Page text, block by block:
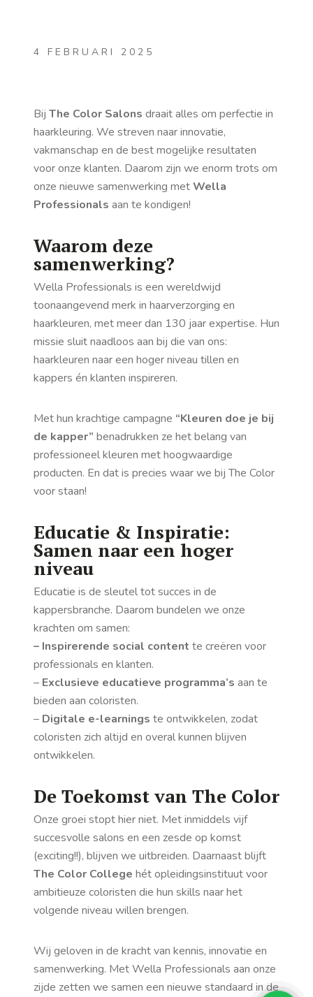
4 FEBRUARI 2025
Bij The Color Salons draait alles om perfectie in
haarkleuring. We streven naar innovatie,
vakmanschap en de best mogelijke resultaten
voor onze klanten. Daarom zijn we enorm trots om
onze nieuwe samenwerking metWella
Professionals aan te kondigen!
Waarom deze
samenwerking?
Wella Professionals is een wereldwijd
toonaangevend merk in haarverzorging en
haarkleuren, met meer dan 130 jaar expertise. Hun
missie sluit naadloos aan bij die van ons:
haarkleuren naar een hoger niveau tillen en
kappers én klanten inspireren.
Met hun krachtige campagne “Kleuren doe je bij
de kapper” benadrukken ze het belang van
professioneel kleuren met hoogwaardige
producten. En dat is precies waar we bij The Color
voor staan!
Educatie & Inspiratie:
Samen naar een hoger
niveau
Educatie is de sleutel tot succes in de
kappersbranche. Daarom bundelen we onze
krachten om samen:
– Inspirerende social content te creëren voor
professionals en klanten.
– Exclusieve educatieve programma’s aan te
bieden aan coloristen.
– Digitale e-learnings te ontwikkelen, zodat
coloristen zich altijd en overal kunnen blijven
ontwikkelen.
De Toekomst van The Color
Onze groei stopt hier niet. Met inmiddels vijf
succesvolle salons en een zesde op komst
(exciting!!), blijven we uitbreiden. Daarnaast blijft
The Color College hét opleidingsinstituut voor
ambitieuze coloristen die hun skills naar het
volgende niveau willen brengen.
Wij geloven in de kracht van kennis, innovatie en
samenwerking. Met Wella Professionals aan onze
zijde zetten we samen een nieuwe standaard in de